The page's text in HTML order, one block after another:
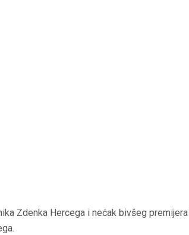
Zdenka Hercega i nećak bivšeg